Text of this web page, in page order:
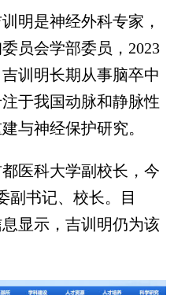
是神经外科专家，
员会学部委员，2023
训明长期从事脑卒中
于我国动脉和静脉性
与神经保护研究。
医科大学副校长，今
副书记、校长。目
显示，吉训明仍为该